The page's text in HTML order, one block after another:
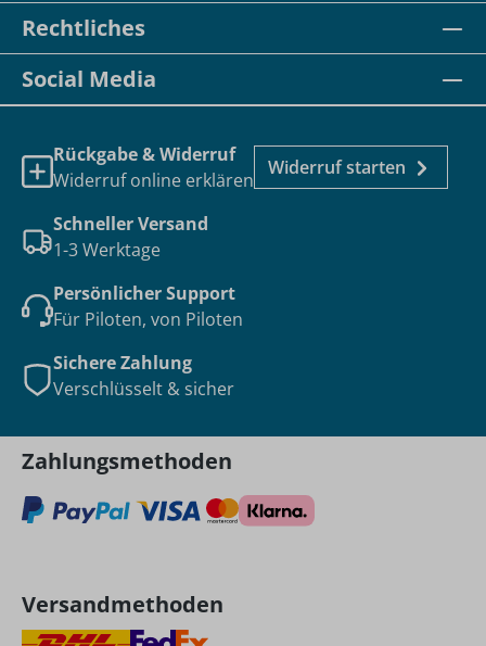
Rechtliches
Social Media
Rückgabe & Widerruf
Widerruf online erklären
Widerruf starten
Schneller Versand
1-3 Werktage
Persönlicher Support
Für Piloten, von Piloten
Sichere Zahlung
Verschlüsselt & sicher
Zahlungsmethoden
Versandmethoden